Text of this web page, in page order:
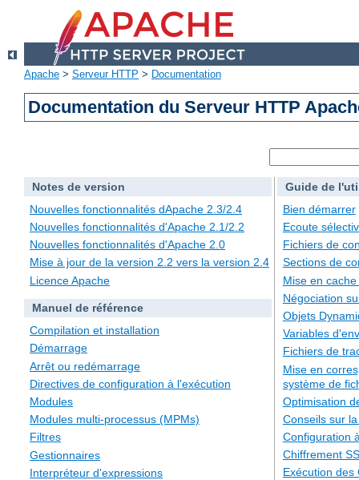
Apache > Serveur HTTP > Documentation
Documentation du Serveur HTTP
Notes de version
Nouvelles fonctionnalités dApache 2.3/2.4
Nouvelles fonctionnalités d'Apache 2.1/2.2
Nouvelles fonctionnalités d'Apache 2.0
Mise à jour de la version 2.2 vers la version 2.4
Licence Apache
Manuel de référence
Compilation et installation
Démarrage
Arrêt ou redémarrage
Directives de configuration à l'exécution
Modules
Modules multi-processus (MPMs)
Filtres
Gestionnaires
Interpréteur d'expressions
Guide de
Bien démarrer
Ecoute
Fichiers de
Sections de
Mise en
Négociation
Objets
Variables
Fichiers de
Mise en
système de
Optimisation
Conseils sur
Configuration
Chiffrement
Exécution des